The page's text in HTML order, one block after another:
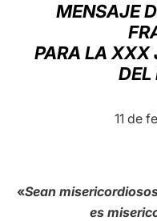
MENSAJE
PARA LA XXX
DEL
11 de
«Sean
es